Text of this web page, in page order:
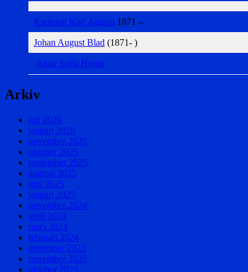
Karlsson Karl August 1871 –
Johan August Blad (1871- )
Anna Sofia Hjelm
Arkiv
juli 2026
januari 2026
november 2025
oktober 2025
september 2025
augusti 2025
juni 2025
januari 2025
november 2024
april 2024
mars 2024
februari 2024
december 2023
november 2023
oktober 2023